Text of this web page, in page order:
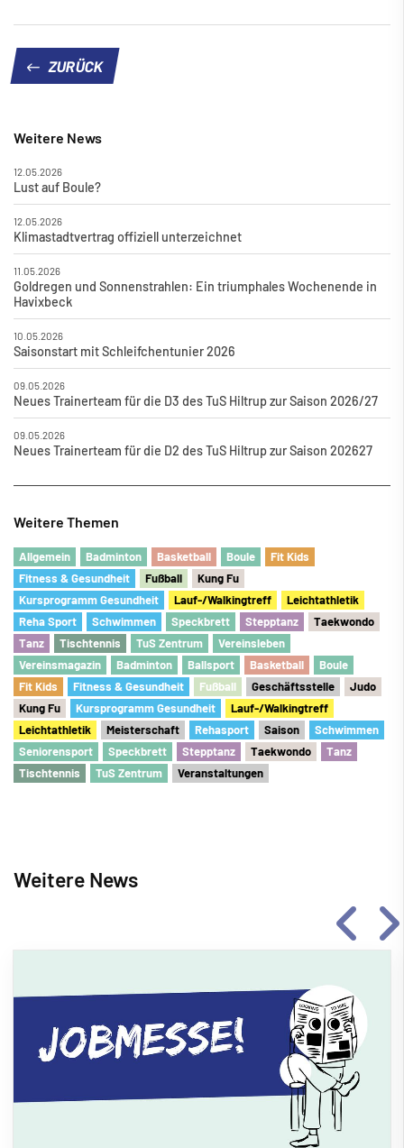
ZURÜCK
Weitere News
12.05.2026
Lust auf Boule?
12.05.2026
Klimastadtvertrag offiziell unterzeichnet
11.05.2026
Goldregen und Sonnenstrahlen: Ein triumphales Wochenende in
Havixbeck
10.05.2026
Saisonstart mit Schleifchentunier 2026
09.05.2026
Neues Trainerteam für die D3 des TuS Hiltrup zur Saison 2026/27
09.05.2026
Neues Trainerteam für die D2 des TuS Hiltrup zur Saison 202627
Weitere Themen
Allgemein Badminton Basketball Boule
Fit Kids
Fitness & Gesundheit
Fußball
Kung Fu
Kursprogramm Gesundheit
Lauf-/Walkingtreff
Leichtathletik
Reha Sport
Schwimmen Speckbrett Stepptanz
Taekwondo
Tanz
Tischtennis TuS Zentrum
Vereinsleben
Vereinsmagazin
Badminton Ballsport Basketball
Boule
Fit Kids
Fitness & Gesundheit Fußball Geschäftsstelle
Judo
Kung Fu
Kursprogramm Gesundheit
Lauf-/Walkingtreff
Leichtathletik
Meisterschaft Rehasport Saison
Schwimmen
Seniorensport
Speckbrett Stepptanz Taekwondo
Tanz
Tischtennis
TuS Zentrum Veranstaltungen
Weitere News